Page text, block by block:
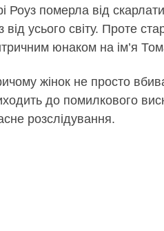
померла від
від усього світу. Проте
юнаком на ім’я
жінок не просто
до помилкового
розслідування.